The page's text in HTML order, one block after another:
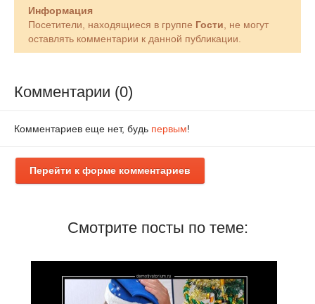
Информация
Посетители, находящиеся в группе Гости , не могут
оставлять комментарии к данной публикации.
Комментарии (0)
Комментариев еще нет, будь первым!
Перейти к форме комментариев
Смотрите посты по теме: